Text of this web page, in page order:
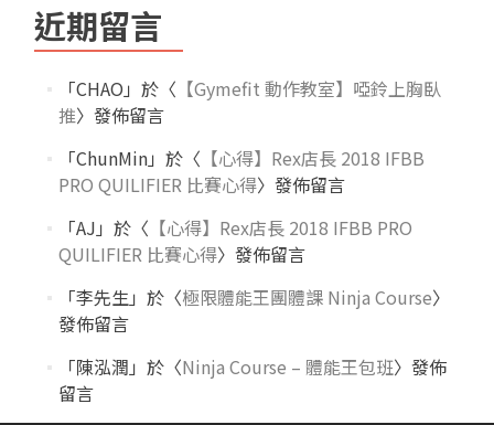
近期留言
「CHAO 」於〈 【Gymefit 動作教室】啞鈴上胸臥
推〉發佈留言
「ChunMin」於〈 【心得】Rex店長 2018 IFBB
PRO QUILIFIER 比賽心得〉發佈留言
「AJ 」於〈 【心得】Rex店長 2018 IFBB PRO
QUILIFIER 比賽心得〉發佈留言
「李先生」於〈極限體能王團體課 Ninja Course〉
發佈留言
「陳泓潤 」於〈Ninja Course – 體能王包班〉發佈
留言